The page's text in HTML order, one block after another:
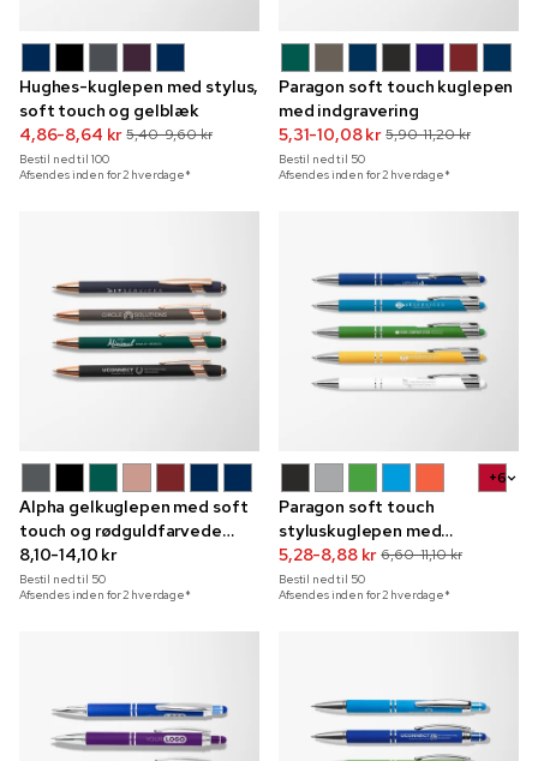
Hughes-kuglepen med stylus,
soft touch og gelblæk
4,86-8,64 kr 5,40-9,60 kr
Bestil ned til 100
Afsendes inden for 2 hverdage*
Paragon soft touch kuglepen
med indgravering
5,31-10,08 kr 5,90-11,20 kr
Bestil ned til 50
Afsendes inden for 2 hverdage*
Alpha gelkuglepen med soft
touch og rødguldfarvede
detaljer
8,10-14,10 kr
Bestil ned til 50
Afsendes inden for 2 hverdage*
+6
Paragon soft touch
styluskuglepen med
indgravering
5,28-8,88 kr 6,60-11,10 kr
Bestil ned til 50
Afsendes inden for 2 hverdage*